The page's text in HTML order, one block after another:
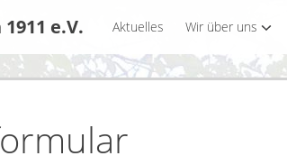
e.V. Aktuelles Wir über uns